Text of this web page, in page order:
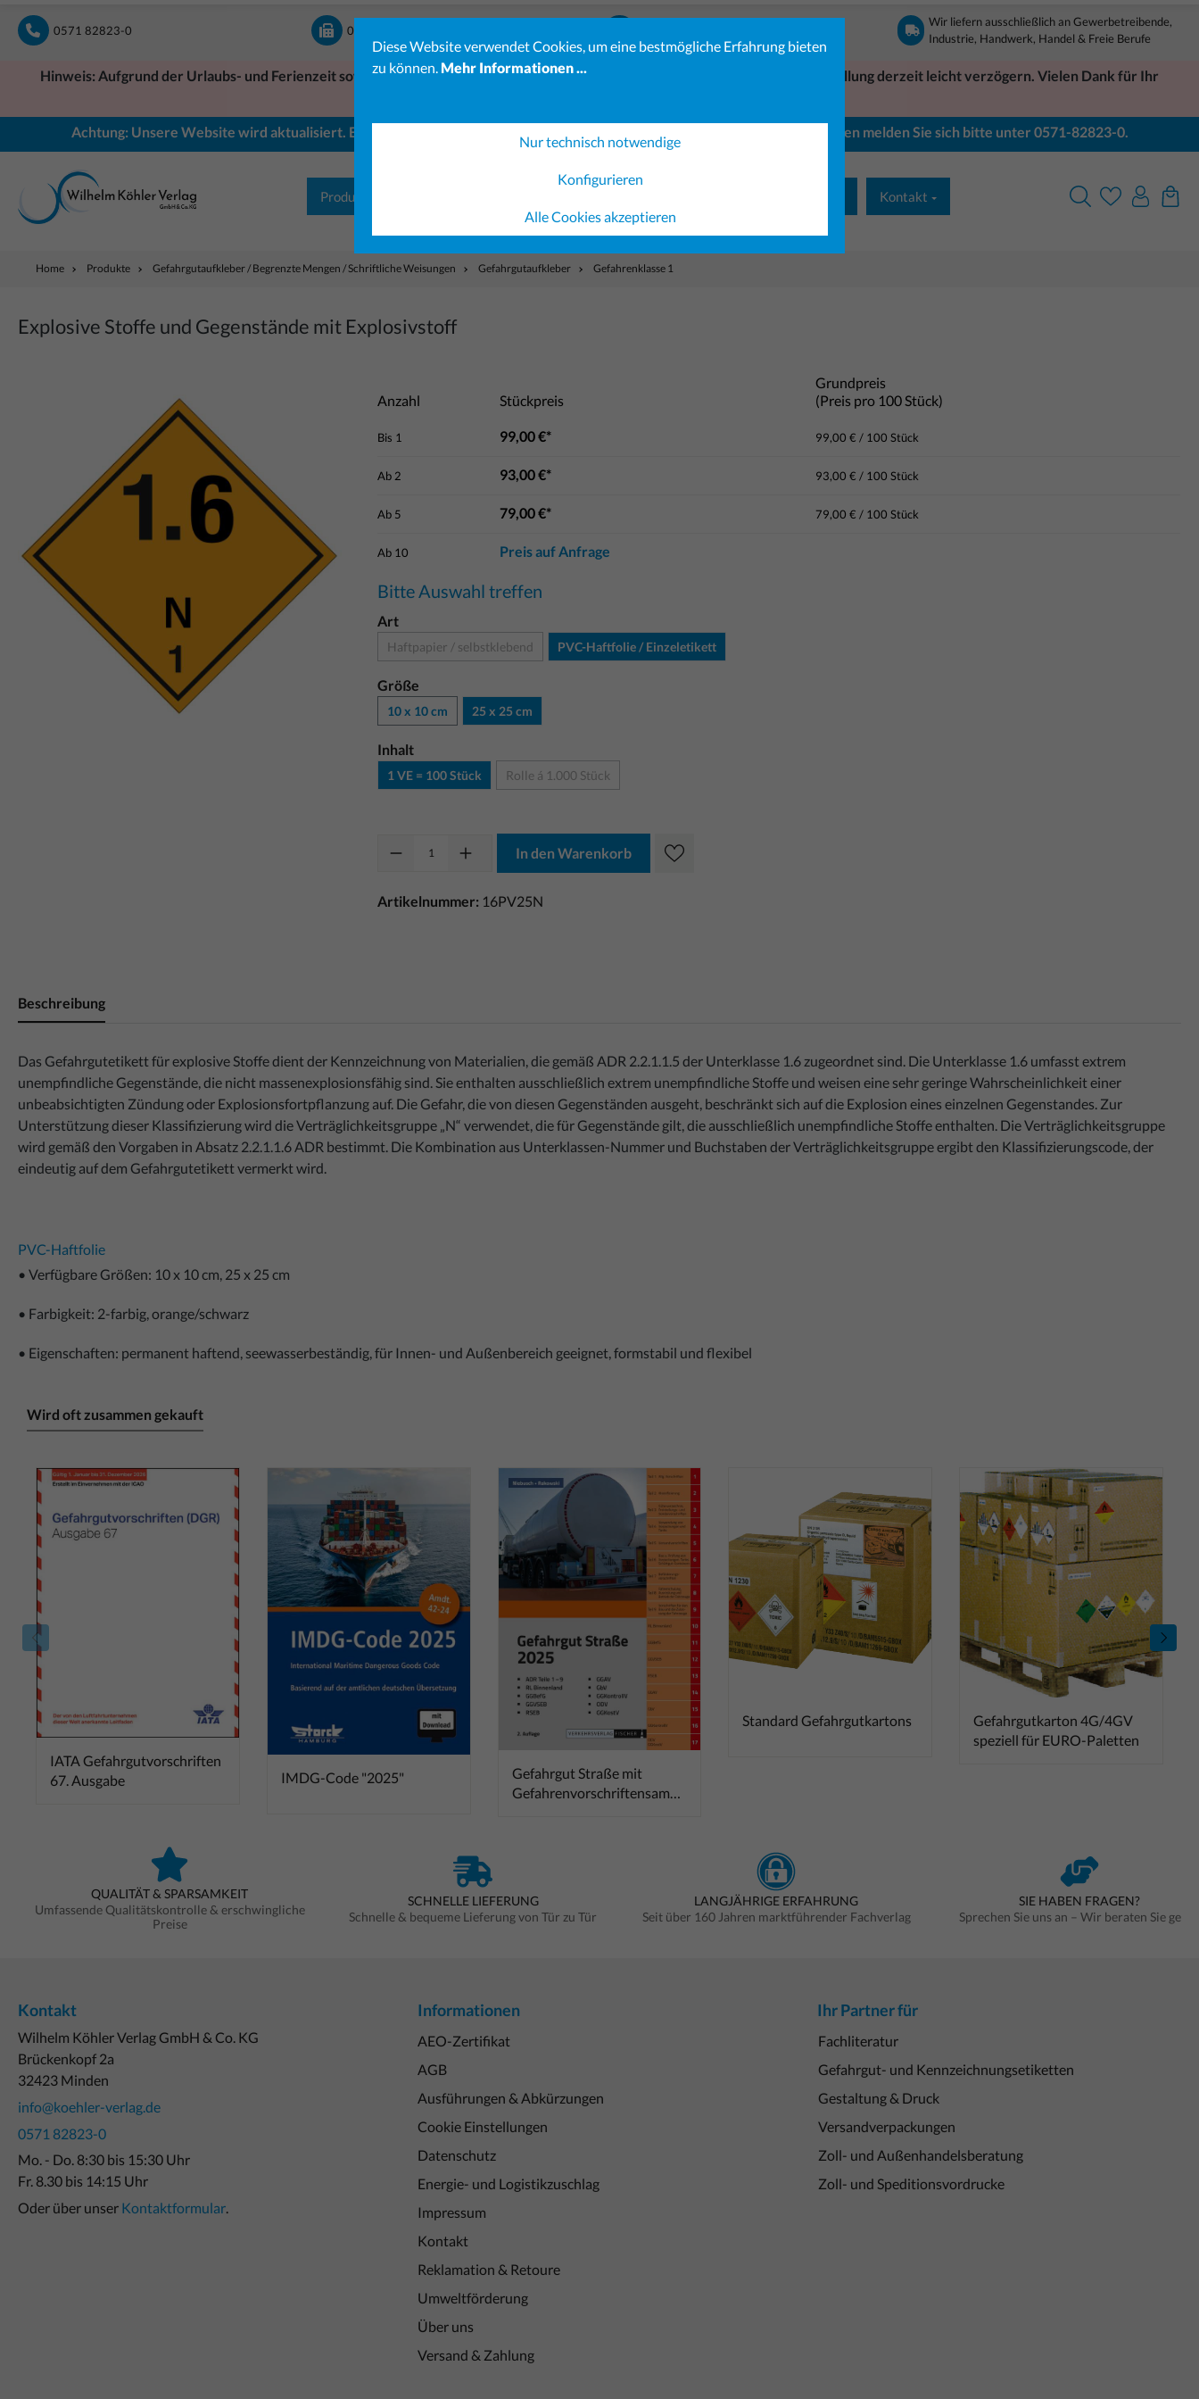
0571 82823-0 0571 82823-23
Wir liefern ausschließlich an Gewerbetreibende,
Industrie, Handwerk, Handel & Freie Berufe
Hinweis: Aufgrund der Urlaubs- und Ferienzeit sowie eines erhöhten Bestellaufkommens kann sich die Bearbeitung Ihrer Bestellung derzeit leicht verzögern. Vielen Dank für Ihr
Achtung: Unsere Website wird aktualisiert. Einige Bereiche sind möglicherweise noch nicht vollständig verfügbar. Bei Fragen melden Sie sich bitte unter 0571-82823-0.
Produkte Kontakt
Home Produkte Gefahrgutaufkleber / Begrenzte Mengen / Schriftliche Weisungen Gefahrgutaufkleber Gefahrenklasse 1
Explosive Stoffe und Gegenstände mit Explosivstoff
Anzahl
Stückpreis
Grundpreis
(Preis pro 100 Stück)
Bis 1 99,00 €* 99,00 € / 100 Stück
Ab 2 93,00 €* 93,00 € / 100 Stück
Ab 5 79,00 €* 79,00 € / 100 Stück
Ab 10 Preis auf Anfrage
Bitte Auswahl treffen
Art
Haftpapier / selbstklebend PVC-Haftfolie / Einzeletikett
Größe
10 x 10 cm 25 x 25 cm
Inhalt
1 VE = 100 Stück Rolle á 1.000 Stück
In den Warenkorb
Artikelnummer: 16PV25N
Beschreibung
Das Gefahrgutetikett für explosive Stoffe dient der Kennzeichnung von Materialien, die gemäß ADR 2.2.1.1.5 der Unterklasse 1.6 zugeordnet sind. Die Unterklasse 1.6 umfasst extrem
unempfindliche Gegenstände, die nicht massenexplosionsfähig sind. Sie enthalten ausschließlich extrem unempfindliche Stoffe und weisen eine sehr geringe Wahrscheinlichkeit einer
unbeabsichtigten Zündung oder Explosionsfortpflanzung auf. Die Gefahr, die von diesen Gegenständen ausgeht, beschränkt sich auf die Explosion eines einzelnen Gegenstandes. Zur
Unterstützung dieser Klassifizierung wird die Verträglichkeitsgruppe „N“ verwendet, die für Gegenstände gilt, die ausschließlich unempfindliche Stoffe enthalten. Die Verträglichkeitsgruppe
wird gemäß den Vorgaben in Absatz 2.2.1.1.6 ADR bestimmt. Die Kombination aus Unterklassen-Nummer und Buchstaben der Verträglichkeitsgruppe ergibt den Klassifizierungscode, der
eindeutig auf dem Gefahrgutetikett vermerkt wird.
PVC-Haftfolie
• Verfügbare Größen: 10 x 10 cm, 25 x 25 cm
• Farbigkeit: 2-farbig, orange/schwarz
• Eigenschaften: permanent haftend, seewasserbeständig, für Innen- und Außenbereich geeignet, formstabil und flexibel
Wird oft zusammen gekauft
IATA Gefahrgutvorschriften
67. Ausgabe
IMDG-Code "2025"
Gefahrgut Straße mit
Gefahrenvorschriftensamml
Standard Gefahrgutkartons
Gefahrgutkarton 4G/4GV
speziell für EURO-Paletten
QUALITÄT & SPARSAMKEIT
Umfassende Qualitätskontrolle & erschwingliche
Preise
SCHNELLE LIEFERUNG
Schnelle & bequeme Lieferung von Tür zu Tür
LANGJÄHRIGE ERFAHRUNG
Seit über 160 Jahren marktführender Fachverlag
SIE HABEN FRAGEN?
Sprechen Sie uns an – Wir beraten Sie gerne
Kontakt
Wilhelm Köhler Verlag GmbH & Co. KG
Brückenkopf 2a
32423 Minden
info@koehler-verlag.de
0571 82823-0
Mo. - Do. 8:30 bis 15:30 Uhr
Fr. 8.30 bis 14:15 Uhr
Oder über unser Kontaktformular
Informationen
AEO-Zertifikat
AGB
Ausführungen & Abkürzungen
Cookie Einstellungen
Datenschutz
Energie- und Logistikzuschlag
Impressum
Kontakt
Reklamation & Retoure
Umweltförderung
Über uns
Versand & Zahlung
Ihr Partner für
Fachliteratur
Gefahrgut- und Kennzeichnungsetiketten
Gestaltung & Druck
Versandverpackungen
Zoll- und Außenhandelsberatung
Zoll- und Speditionsvordrucke
Diese Website verwendet Cookies, um eine bestmögliche Erfahrung bieten
zu können. Mehr Informationen ...
Nur technisch notwendige
Konfigurieren
Alle Cookies akzeptieren